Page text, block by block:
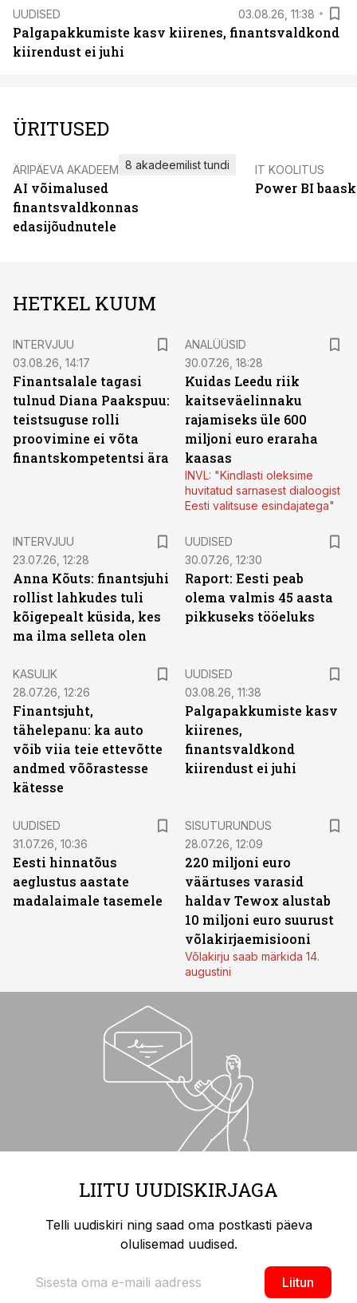
UUDISED 03.08.26, 11:38
Palgapakkumiste kasv kiirenes, finantsvaldkond
kiirendust ei juhi
ÜRITUSED
ÄRIPÄEVA AKADEEMIA
AI võimalused
finantsvaldkonnas
edasijõudnutele
8 akadeemilist tundi IT KOOLITUS
Power BI
HETKEL KUUM
INTERVJUU
03.08.26, 14:17
Finantsalale tagasi
tulnud Diana Paakspuu:
teistsuguse rolli
proovimine ei võta
finantskompetentsi ära
ANALÜÜSID
30.07.26, 18:28
Kuidas Leedu riik
kaitseväelinnaku
rajamiseks üle 600
miljoni euro eraraha
kaasas
INVL: "Kindlasti oleksime
huvitatud sarnasest dialoogist
Eesti valitsuse esindajatega"
INTERVJUU
23.07.26, 12:28
Anna Kõuts: finantsjuhi
rollist lahkudes tuli
kõigepealt küsida, kes
ma ilma selleta olen
UUDISED
30.07.26, 12:30
Raport: Eesti peab
olema valmis 45 aasta
pikkuseks tööeluks
KASULIK
28.07.26, 12:26
Finantsjuht,
tähelepanu: ka auto
võib viia teie ettevõtte
andmed võõrastesse
kätesse
UUDISED
03.08.26, 11:38
Palgapakkumiste kasv
kiirenes,
finantsvaldkond
kiirendust ei juhi
UUDISED
31.07.26, 10:36
Eesti hinnatõus
aeglustus aastate
madalaimale tasemele
SISUTURUNDUS
28.07.26, 12:09
220 miljoni euro
väärtuses varasid
haldav Tewox alustab
10 miljoni euro suurust
võlakirjaemisiooni
Võlakirju saab märkida 14.
augustini
LIITU UUDISKIRJAGA
Telli uudiskiri ning saad oma postkasti päeva
olulisemad uudised.
Liitun